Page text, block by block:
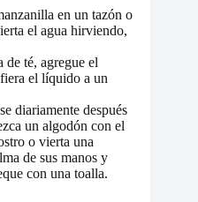
en un tazón o
el agua hirviendo,
de té, agregue el
el líquido a un
diariamente después
un algodón con el
o vierta una
de sus manos y
con una toalla.